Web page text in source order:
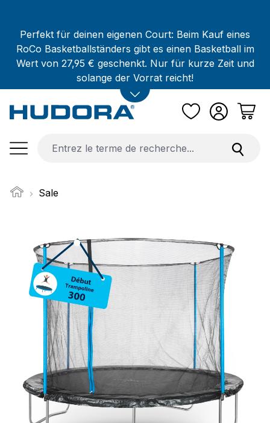
Perfekt für deinen eigenen Court: Beim Kauf eines
RoCo Basketballständers gibt es einen Basketball im
Wert von 27,95 € geschenkt. Nur für kurze Zeit und
solange der Vorrat reicht!
Sale